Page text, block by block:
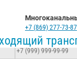
+7 (869) 277-73-87